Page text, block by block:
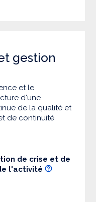
gestion
et le
d'une
de la qualité et
de continuité
de crise et de
l'activité